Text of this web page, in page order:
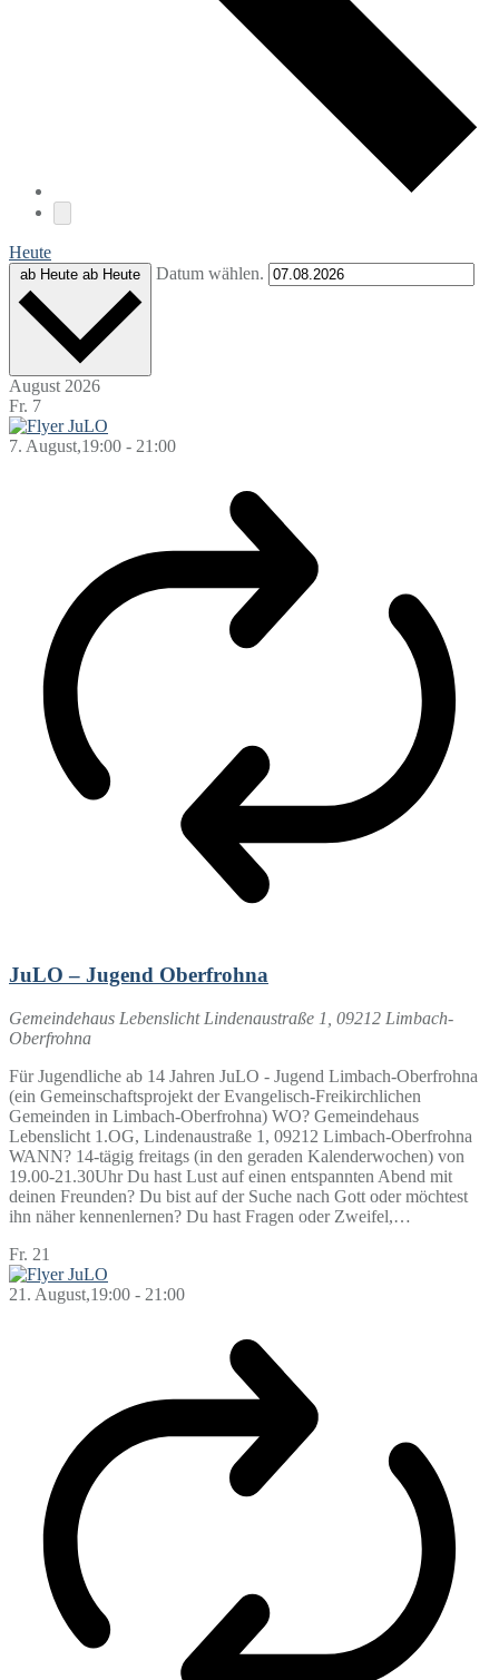
Heute
ab Heute ab Heute Datum wählen.
August 2026
Fr. 7
7. August,19:00 - 21:00
JuLO – Jugend Oberfrohna
Gemeindehaus Lebenslicht Lindenaustraße 1, 09212 Limbach-
Oberfrohna
Für Jugendliche ab 14 Jahren JuLO - Jugend Limbach-Oberfrohna
(ein Gemeinschaftsprojekt der Evangelisch-Freikirchlichen
Gemeinden in Limbach-Oberfrohna) WO? Gemeindehaus
Lebenslicht 1.OG, Lindenaustraße 1, 09212 Limbach-Oberfrohna
WANN? 14-tägig freitags (in den geraden Kalenderwochen) von
19.00-21.30Uhr Du hast Lust auf einen entspannten Abend mit
deinen Freunden? Du bist auf der Suche nach Gott oder möchtest
ihn näher kennenlernen? Du hast Fragen oder Zweifel,…
Fr. 21
21. August,19:00 - 21:00